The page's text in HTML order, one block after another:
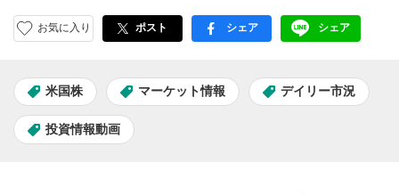
お気に入り ポスト facebook
シェア LINE
シェア
米国株 マーケット情報 デイリー市況
投資情報動画